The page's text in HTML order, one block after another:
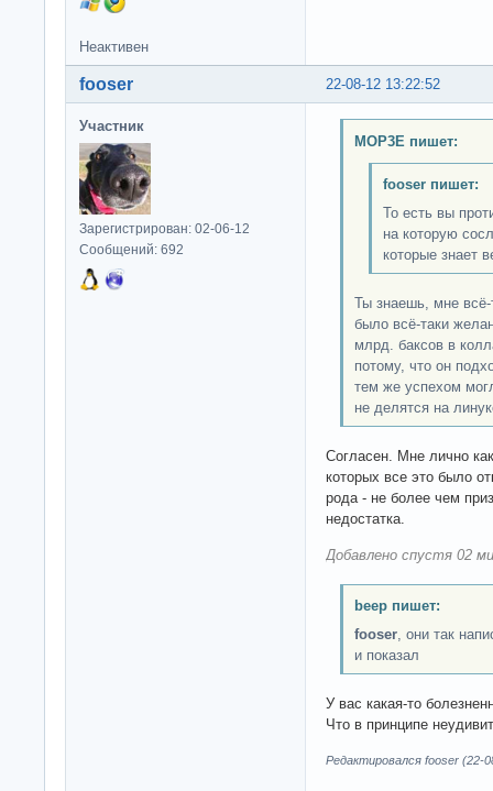
Неактивен
22-08-12 13:22:52
fooser
Участник
Зарегистрирован: 02-06-12
Сообщений: 692
MOP3E пишет:
fooser пишет:
То есть вы
на которую
которые знает
Ты знаешь, мне всё-
было всё-таки
млрд. баксов в
потому, что он
тем же успехом
не делятся на
Согласен. Мне лично
которых все это было
рода - не более чем
недостатка.
Добавлено спустя 02
beep пишет:
fooser, они так
и показал
У вас какая-то
Что в принципе
Редактировался fooser (22-